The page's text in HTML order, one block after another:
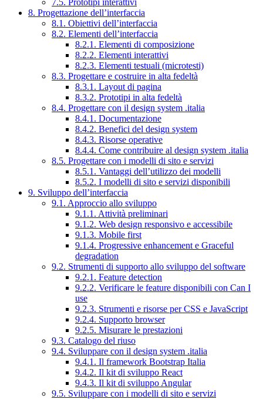
8. Progettazione dell’interfaccia
8.1. Obiettivi dell’interfaccia
8.2. Elementi dell’interfaccia
8.2.1. Elementi di composizione
8.2.2. Elementi interattivi
8.2.3. Elementi testuali (microtesti)
8.3. Progettare e costruire in alta fedeltà
8.3.1. Layout di pagina
8.3.2. Prototipi in alta fedeltà
8.4. Progettare con il design system .italia
8.4.1. Documentazione
8.4.2. Benefici del design system
8.4.3. Risorse operative
8.4.4. Come contribuire al design system .italia
8.5. Progettare con i modelli di sito e servizi
8.5.1. Vantaggi dell’utilizzo dei modelli
8.5.2. I modelli di sito e servizi disponibili
9. Sviluppo dell’interfaccia
9.1. Approccio allo sviluppo
9.1.1. Attività preliminari
9.1.2. Web design responsivo e accessibile
9.1.3. Mobile first
9.1.4. Progressive enhancement e Graceful
degradation
9.2. Strumenti di supporto allo sviluppo del software
9.2.1. Feature detection
9.2.2. Verificare le feature disponibili con Can I
use
9.2.3. Strumenti e risorse per CSS e JavaScript
9.2.4. Supporto browser
9.2.5. Misurare le prestazioni
9.3. Catalogo del riuso
9.4. Sviluppare con il design system .italia
9.4.1. Il framework Bootstrap Italia
9.4.2. Il kit di sviluppo React
9.4.3. Il kit di sviluppo Angular
9.5. Sviluppare con i modelli di sito e servizi